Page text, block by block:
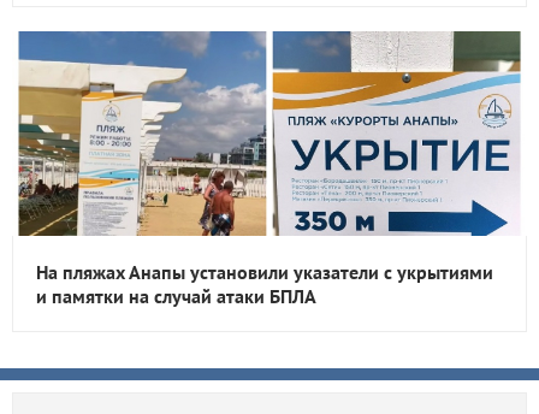
На пляжах Анапы установили указатели с укрытиями
и памятки на случай атаки БПЛА